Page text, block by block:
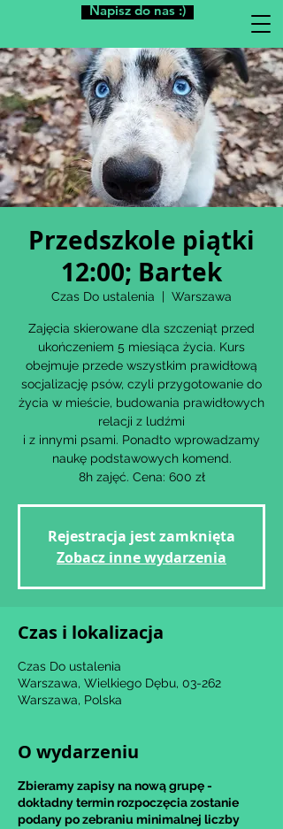
Napisz do nas :)
Przedszkole piątki
12:00; Bartek
Czas Do ustalenia
  |
Warszawa
Zajęcia skierowane dla szczeniąt przed
ukończeniem 5 miesiąca życia. Kurs
obejmuje przede wszystkim prawidłową
socjalizację psów, czyli przygotowanie do
życia w mieście, budowania prawidłowych
relacji z ludźmi
i z innymi psami. Ponadto wprowadzamy
naukę podstawowych komend.
8h zajęć. Cena: 600 zł
Rejestracja jest zamknięta
Zobacz inne wydarzenia
Czas i lokalizacja
Czas Do ustalenia
Warszawa, Wielkiego Dębu, 03-262
Warszawa, Polska
O wydarzeniu
Zbieramy zapisy na nową grupę -
dokładny termin rozpoczęcia zostanie
podany po zebraniu minimalnej liczby